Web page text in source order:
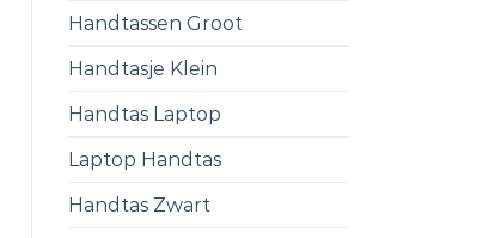
Handtassen Groot
Handtasje Klein
Handtas Laptop
Laptop Handtas
Handtas Zwart